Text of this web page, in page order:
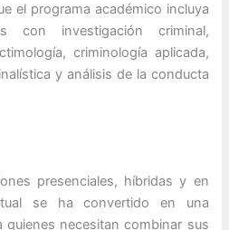
el programa académico incluya
con investigación criminal,
criminología aplicada,
y análisis de la conducta
presenciales, híbridas y en
se ha convertido en una
quienes necesitan combinar sus